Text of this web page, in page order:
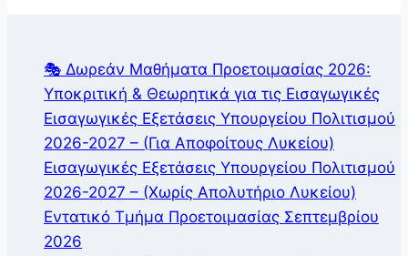
🎭 Δωρεάν Μαθήματα Προετοιμασίας 2026:
Υποκριτική & Θεωρητικά για τις Εισαγωγικές
Εισαγωγικές Εξετάσεις Υπουργείου Πολιτισμού
2026-2027 – (Για Αποφοίτους Λυκείου)
Εισαγωγικές Εξετάσεις Υπουργείου Πολιτισμού
2026-2027 – (Χωρίς Απολυτήριο Λυκείου)
Εντατικό Τμήμα Προετοιμασίας Σεπτεμβρίου
2026